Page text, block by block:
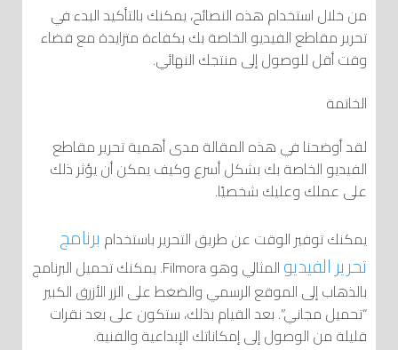
من خلال استخدام هذه النصائح، يمكنك بالتأكيد البدء في
تحرير مقاطع الفيديو الخاصة بك بكفاءة متزايدة مع قضاء
وقت أقل للوصول إلى منتجك النهائي.
الخاتمة
لقد أوضحنا في هذه المقالة مدى أهمية تحرير مقاطع
الفيديو الخاصة بك بشكل أسرع وكيف يمكن أن يؤثر ذلك
على عملك وعليك شخصيًا.
يمكنك توفير الوقت عن طريق التحرير باستخدام برنامج
تحرير الفيديو
المثالي وهو Filmora. يمكنك تحميل البرنامج
بالذهاب إلى الموقع الرسمي والضغط على الزر الأزرق الكبير
“تحميل مجاني”. بعد القيام بذلك، ستكون على بعد نقرات
قليلة من الوصول إلى إمكاناتك الإبداعية والفنية.